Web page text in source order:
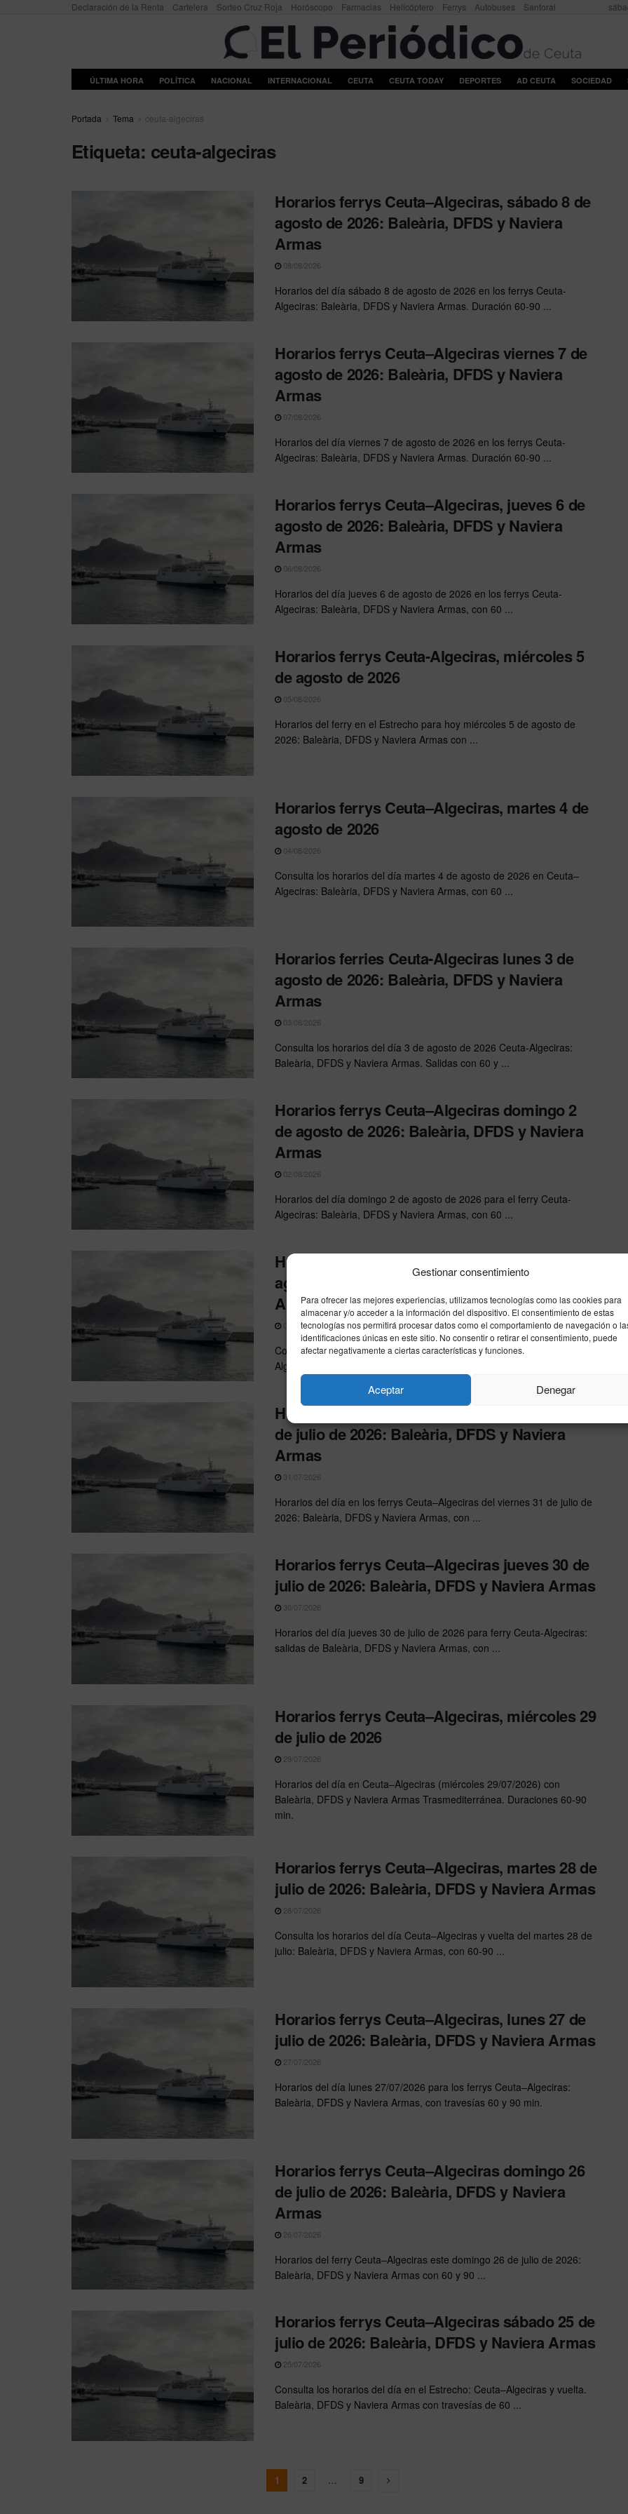
Gestionar consentimiento
Para ofrecer las mejores experiencias, utilizamos tecnologías como las cookies para
almacenar y/o acceder a la información del dispositivo. El consentimiento de estas
tecnologías nos permitirá procesar datos como el comportamiento de navegación o
identificaciones únicas en este sitio. No consentir o retirar el consentimiento, puede
afectar negativamente a ciertas características y funciones.
Aceptar Denegar
Declaración de la Renta Cartelera Sorteo Cruz Roja Horóscopo Farmacias Helicóptero Ferrys Autobuses Santoral
ÚLTIMA HORA POLÍTICA NACIONAL INTERNACIONAL CEUTA CEUTA TODAY DEPORTES AD CEUTA SOCIEDAD
Portada Tema ceuta-algeciras
Etiqueta: ceuta-algeciras
Horarios ferrys Ceuta–Algeciras, sábado 8 de
agosto de 2026: Baleària, DFDS y Naviera
Armas
08/08/2026
Horarios del día sábado 8 de agosto de 2026 en los ferrys Ceuta-
Algeciras: Baleària, DFDS y Naviera Armas. Duración 60-90 ...
Horarios ferrys Ceuta–Algeciras viernes 7 de
agosto de 2026: Baleària, DFDS y Naviera
Armas
07/08/2026
Horarios del día viernes 7 de agosto de 2026 en los ferrys Ceuta-
Algeciras: Baleària, DFDS y Naviera Armas. Duración 60-90 ...
Horarios ferrys Ceuta–Algeciras, jueves 6 de
agosto de 2026: Baleària, DFDS y Naviera
Armas
06/08/2026
Horarios del día jueves 6 de agosto de 2026 en los ferrys Ceuta-
Algeciras: Baleària, DFDS y Naviera Armas, con 60 ...
Horarios ferrys Ceuta-Algeciras, miércoles 5
de agosto de 2026
05/08/2026
Horarios del ferry en el Estrecho para hoy miércoles 5 de agosto de
2026: Baleària, DFDS y Naviera Armas con ...
Horarios ferrys Ceuta–Algeciras, martes 4 de
agosto de 2026
04/08/2026
Consulta los horarios del día martes 4 de agosto de 2026 en Ceuta–
Algeciras: Baleària, DFDS y Naviera Armas, con 60 ...
Horarios ferries Ceuta-Algeciras lunes 3 de
agosto de 2026: Baleària, DFDS y Naviera
Armas
03/08/2026
Consulta los horarios del día 3 de agosto de 2026 Ceuta-Algeciras:
Baleària, DFDS y Naviera Armas. Salidas con 60 y ...
Horarios ferrys Ceuta–Algeciras domingo 2
de agosto de 2026: Baleària, DFDS y Naviera
Armas
02/08/2026
Horarios del día domingo 2 de agosto de 2026 para el ferry Ceuta-
Algeciras: Baleària, DFDS y Naviera Armas, con 60 ...
Horarios ferrys Ceuta–Algeciras, sábado 1 de
agosto de 2026: Baleària, DFDS y Naviera
Armas
01/08/2026
Consulta los horarios del día sábado 1 de agosto de 2026 en Ceuta–
Algeciras: Baleària, DFDS y Naviera Armas. Duración 60 ...
Horarios ferrys Ceuta–Algeciras, viernes 31
de julio de 2026: Baleària, DFDS y Naviera
Armas
31/07/2026
Horarios del día en los ferrys Ceuta–Algeciras del viernes 31 de julio de
2026: Baleària, DFDS y Naviera Armas, con ...
Horarios ferrys Ceuta–Algeciras jueves 30 de
julio de 2026: Baleària, DFDS y Naviera Armas
30/07/2026
Horarios del día jueves 30 de julio de 2026 para ferry Ceuta-Algeciras:
salidas de Baleària, DFDS y Naviera Armas, con ...
Horarios ferrys Ceuta–Algeciras, miércoles 29
de julio de 2026
29/07/2026
Horarios del día en Ceuta–Algeciras (miércoles 29/07/2026) con
Baleària, DFDS y Naviera Armas Trasmediterránea. Duraciones 60-90
min.
Horarios ferrys Ceuta–Algeciras, martes 28 de
julio de 2026: Baleària, DFDS y Naviera Armas
28/07/2026
Consulta los horarios del día Ceuta–Algeciras y vuelta del martes 28 de
julio: Baleària, DFDS y Naviera Armas, con 60-90 ...
Horarios ferrys Ceuta–Algeciras, lunes 27 de
julio de 2026: Baleària, DFDS y Naviera Armas
27/07/2026
Horarios del día lunes 27/07/2026 para los ferrys Ceuta–Algeciras:
Baleària, DFDS y Naviera Armas, con travesías 60 y 90 min.
Horarios ferrys Ceuta–Algeciras domingo 26
de julio de 2026: Baleària, DFDS y Naviera
Armas
26/07/2026
Horarios del ferry Ceuta–Algeciras este domingo 26 de julio de 2026:
Baleària, DFDS y Naviera Armas con 60 y 90 ...
Horarios ferrys Ceuta–Algeciras sábado 25 de
julio de 2026: Baleària, DFDS y Naviera Armas
25/07/2026
Consulta los horarios del día en el Estrecho: Ceuta–Algeciras y vuelta.
Baleària, DFDS y Naviera Armas con travesías de 60 ...
1 2 … 9